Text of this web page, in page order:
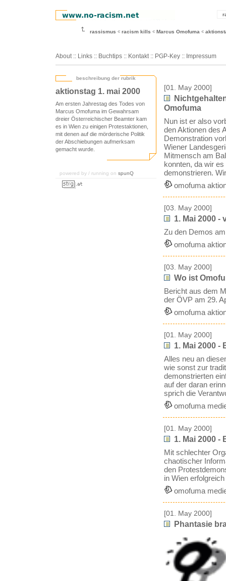
rassismus racism kills Marcus Omofuma
About :: Links :: Buchtips :: Kontakt :: PGP-Key :: Impressum
beschreibung der rubrik
aktionstag 1. mai 2000
Am ersten Jahrestag des Todes von
Marcus Omofuma im Gewahrsam
dreier Österreichischer Beamter kam
es in Wien zu einigen Protestaktionen,
mit denen auf die mörderische Politik
der Abschiebungen aufmerksam
gemacht wurde.
powered by / running on spunQ
[01. May 2000]
Omofuma
Nun ist er also
den Aktionen des
Demonstration
Wiener
Mitmensch am
konnten, da wir
demonstrieren.
omofuma
[03. May 2000]
1. Mai 2000 -
Zu den Demos
omofuma
[03. May 2000]
Wo ist
Bericht aus dem
der ÖVP am 29.
omofuma
[01. May 2000]
1. Mai 2000
Alles neu an
wie sonst zur
demonstrierten
auf der daran
sprich die
omofuma
[01. May 2000]
1. Mai 2000 -
Mit schlechter
chaotischer
den
in Wien
omofuma
[01. May 2000]
Phantasie